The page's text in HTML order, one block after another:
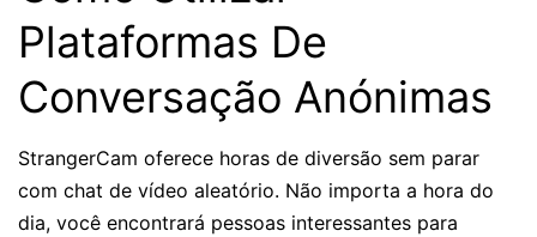
Plataformas De
Conversação Anónimas
StrangerCam oferece horas de diversão sem parar
com chat de vídeo aleatório. Não importa a hora do
dia, você encontrará pessoas interessantes para